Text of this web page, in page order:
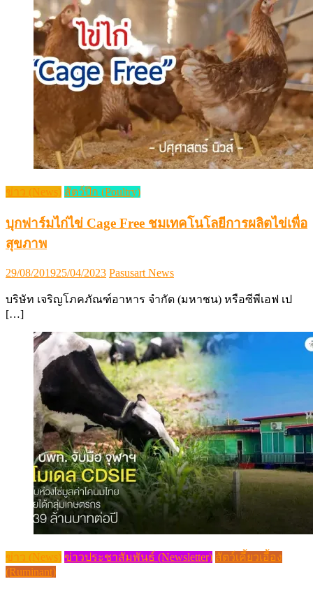
ข่าว (News) สัตว์ปีก (Poultry)
บุกฟาร์มไก่ไข่ Cage Free ชมเทคโนโลยีการผลิตไข่เพื่อ
สุขภาพ
Posted
29/08/201925/04/2023 Author
Pasusart News
บริษัท เจริญโภคภัณฑ์อาหาร จำกัด (มหาชน)​ หรือซีพีเอฟ เป
[…]
ข่าว (News) ข่าวประชาสัมพันธ์ (Newsletter) สัตว์เคี้ยวเอื้อง
(Ruminant)